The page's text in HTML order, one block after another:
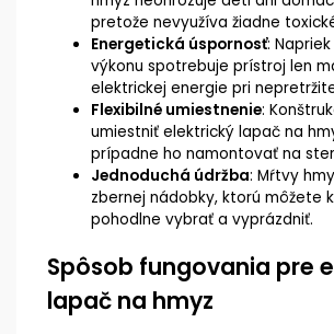
pretože nevyužíva žiadne
Energetická úspornosť:
výkonu spotrebuje prístroj len
elektrickej energie pri
Flexibilné umiestnenie:
umiestniť elektrický lapač na
prípadne ho namontovať na
Jednoduchá údržba: Mŕtvy
zbernej nádobky, ktorú môžete
pohodlne vybrať a vyprázdniť.
Spôsob fungovania pre
lapač na hmyz